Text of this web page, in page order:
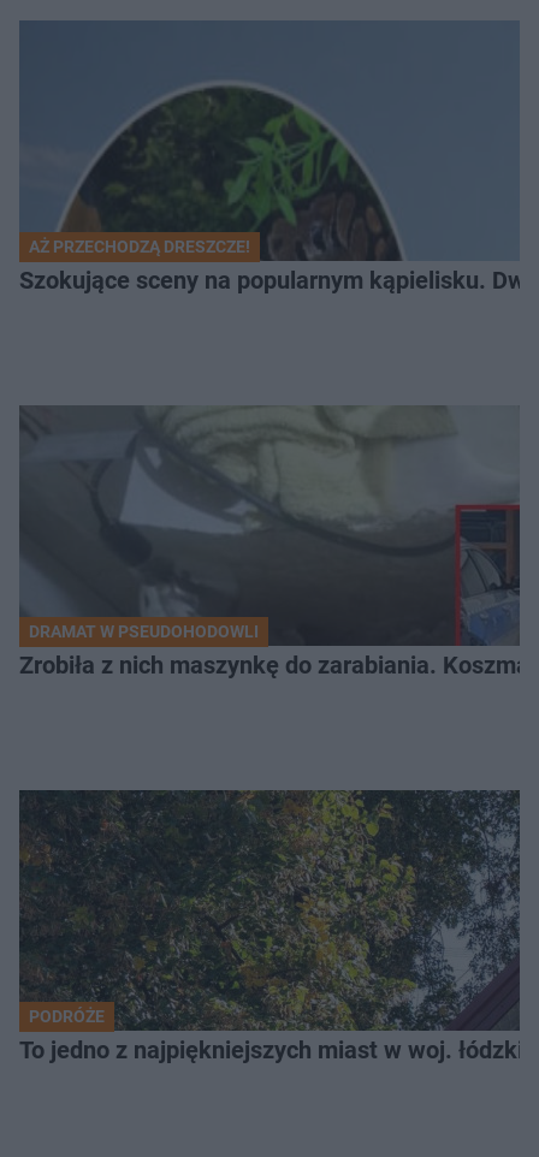
AŻ PRZECHODZĄ DRESZCZE!
Szokujące sceny na popularnym kąpielisku.
DRAMAT W PSEUDOHODOWLI
Zrobiła z nich maszynkę do zarabiania.
PODRÓŻE
To jedno z najpiękniejszych miast w woj.